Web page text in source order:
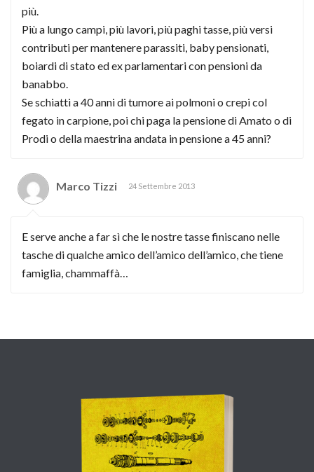
più.
Più a lungo campi, più lavori, più paghi tasse, più versi
contributi per mantenere parassiti, baby pensionati,
boiardi di stato ed ex parlamentari con pensioni da
banabbo.
Se schiatti a 40 anni di tumore ai polmoni o crepi col
fegato in carpione, poi chi paga la pensione di Amato o di
Prodi o della maestrina andata in pensione a 45 anni?
Marco Tizzi 24 Settembre 2013
E serve anche a far sì che le nostre tasse finiscano nelle
tasche di qualche amico dell’amico dell’amico, che tiene
famiglia, chammaffà…